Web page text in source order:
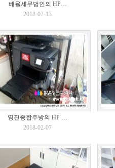
베율세무법인의 HP…
2018-02-13
영진종합주방의 HP …
2018-02-07